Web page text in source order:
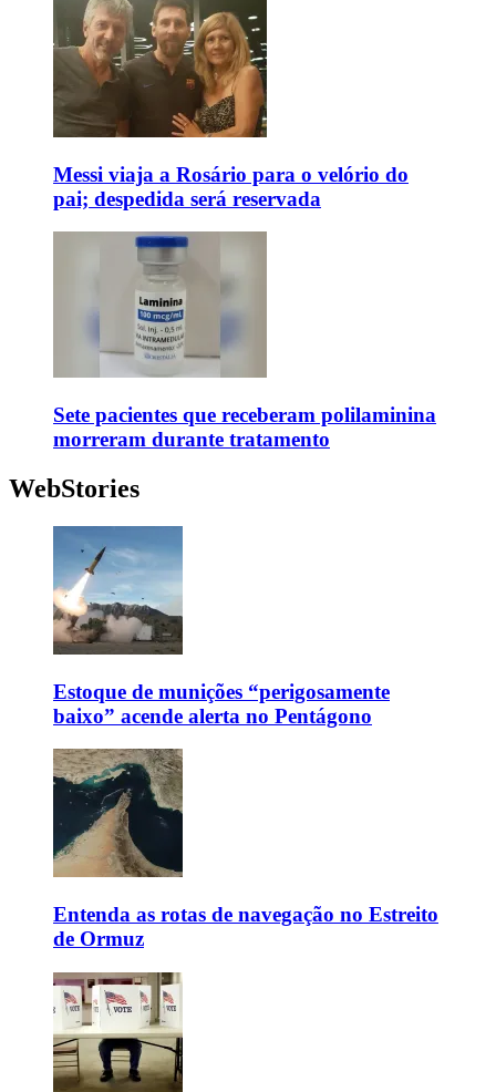
Messi viaja a Rosário para o velório do
pai; despedida será reservada
Sete pacientes que receberam polilaminina
morreram durante tratamento
WebStories
Estoque de munições “perigosamente
baixo” acende alerta no Pentágono
Entenda as rotas de navegação no Estreito
de Ormuz